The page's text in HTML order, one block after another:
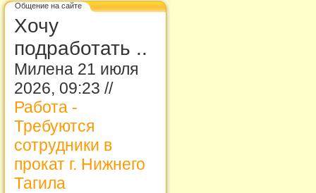
Общение на сайте
Хочу
подработать ..
Милена 21 июля
2026, 09:23 //
Работа -
Требуются
сотрудники в
прокат г. Нижнего
Тагила